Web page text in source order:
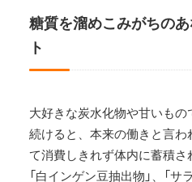
糖質を溜めこみがちの
ト
大好きな炭水化物や甘いもの
続けると、本来の働きと言
て消費しきれず体内に蓄積さ
「白インゲン豆抽出物」、「サ